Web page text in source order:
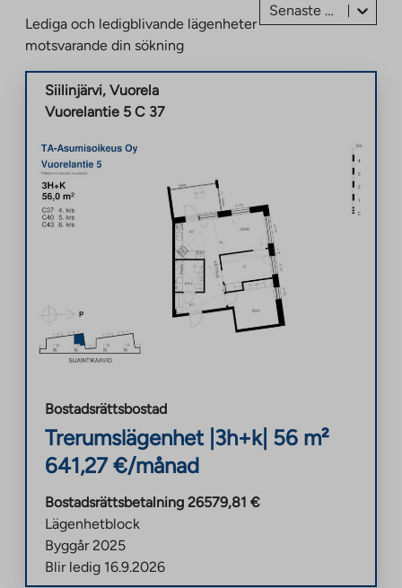
Lediga och ledigblivande lägenheter
motsvarande din sökning
Senaste annonsen först
Siilinjärvi, Vuorela
Vuorelantie 5 C 37
Bostadsrättsbostad
Trerumslägenhet| 3h+k| 56 m²
641,27 €/månad
Bostadsrättsbetalning 26579,81 €
Lägenhetblock
Byggår 2025
Blir ledig 16.9.2026